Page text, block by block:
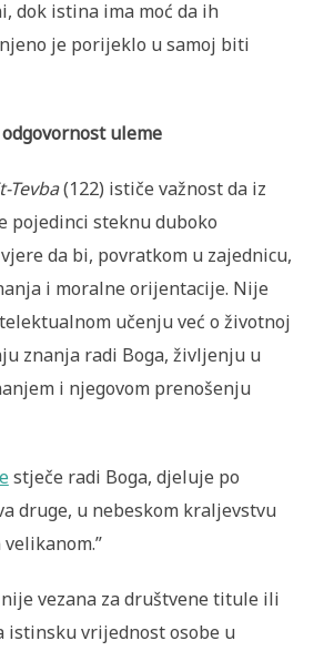
dok istina ima moć da ih
je porijeklo u samoj biti
uleme
Tevba(122) ističe važnost da iz
pojedinci steknu duboko
da bi, povratkom u zajednicu,
i moralne orijentacije. Nije
učenju već o životnoj
znanja radi Boga, življenju u
i njegovom prenošenju
stječe radi Boga, djeluje po
druge, u nebeskom kraljevstvu
vezana za društvene titule ili
istinsku vrijednost osobe u